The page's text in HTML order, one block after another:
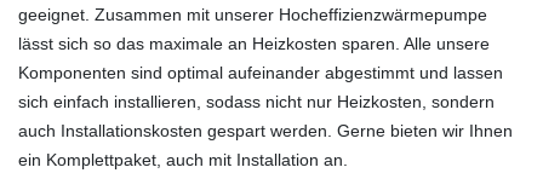
geeignet. Zusammen mit unserer Hocheffizienzwärmepumpe
lässt sich so das maximale an Heizkosten sparen. Alle unsere
Komponenten sind optimal aufeinander abgestimmt und lassen
sich einfach installieren, sodass nicht nur Heizkosten, sondern
auch Installationskosten gespart werden. Gerne bieten wir Ihnen
ein Komplettpaket, auch mit Installation an.